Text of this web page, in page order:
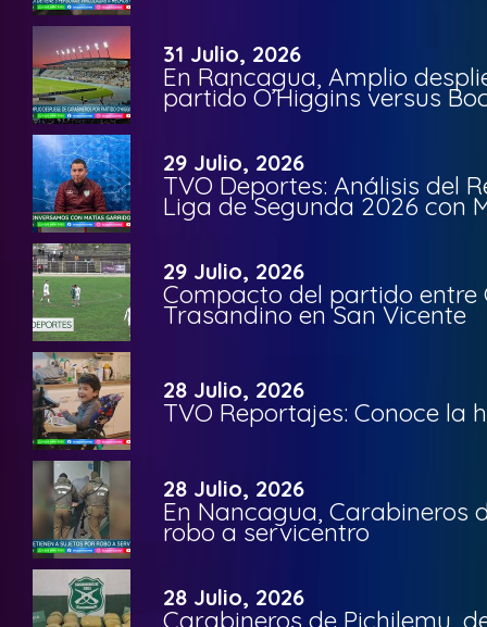
31 Julio, 2026
En Rancagua, Amplio
partido O’Higgins versus
29 Julio, 2026
TVO Deportes: Análisis del
Liga de Segunda 2026 con
29 Julio, 2026
Compacto del partido entre
Trasandino en San Vicente
28 Julio, 2026
TVO Reportajes: Conoce la
28 Julio, 2026
En Nancagua, Carabineros
robo a servicentro
28 Julio, 2026
Carabineros de Pichilemu,